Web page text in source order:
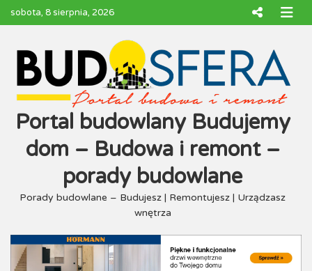
sobota, 8 sierpnia, 2026
Portal budowlany Budujemy
dom – Budowa i remont –
porady budowlane
Porady budowlane – Budujesz | Remontujesz | Urządzasz
wnętrza